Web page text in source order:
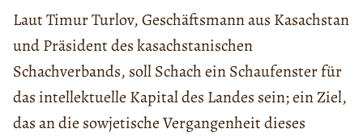
Laut Timur Turlov, Geschäftsmann aus Kasachstan
und Präsident des kasachstanischen
Schachverbands, soll Schach ein Schaufenster für
das intellektuelle Kapital des Landes sein; ein Ziel,
das an die sowjetische Vergangenheit dieses